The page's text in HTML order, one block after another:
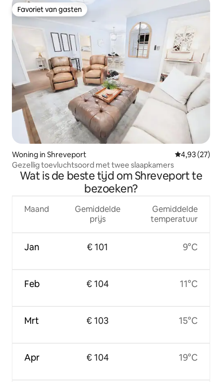
Favoriet van gasten
Favoriet van gasten
Woning in Shreveport Gemiddelde
4,93 (27)
Gezellig toevluchtsoord met twee slaapkamers
Wat is de beste tijd om Shreveport te
bezoeken?
Maand
Jan
Feb
Mrt
Apr
Gemiddelde
prijs
€ 101
€ 104
€ 103
€ 104
Gemiddelde
temperatuur
9°C
11°C
15°C
19°C